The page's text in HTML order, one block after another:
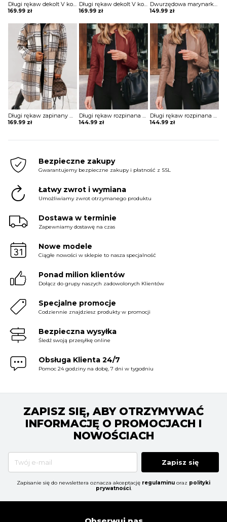
Długi rękaw dekolt V kołnierz guziki elegancki bez wzoru dopasowany płaszcz Aaltje
169.99 zł
Długi rękaw dekolt V kołnierz guziki elegancki bez wzoru dopasowany płaszcz Aaltje
169.99 zł
Dwurzędowa marynarka z długim rękawem kurtka Gysele
149.99 zł
Długi rękaw zapinany na guziki jednorzędowy krata kratka wzór kieszenie dluższy midi jesień płaszcz Sibille
169.99 zł
Długi rękaw rozpinana stójka skóra skórzana ekologiczna taliowana talia prosta jesień ramoneska kurtka Lakeisha
144.99 zł
Długi rękaw rozpinana stójka skóra skórzana ekologiczna taliowana talia prosta jesień ramoneska kurtka Lakeisha
144.99 zł
Bezpieczne zakupy
Gwarantujemy bezpieczne zakupy i płatność z SSL
Łatwy zwrot i wymiana
Umożliwiamy zwrot otrzymanego produktu
Dostawa w terminie
Zapewniamy dostawę na czas
Nowe modele
Ciągłe nowości w sklepie to nasza specjalność
Ponad milion klientów
Dołącz do grupy naszych zadowolonych Klientów
Specjalne promocje
Codziennie znajdziesz produkty w promocji
Bezpieczna wysyłka
Śledź swoją przesyłkę online
Obsługa Klienta 24/7
Pomoc 24 godziny na dobę, 7 dni w tygodniu
ZAPISZ SIĘ, ABY OTRZYMYWAĆ
INFORMACJĘ O PROMOCJACH I
NOWOŚCIACH
Zapisz się
Zapisanie się do newslettera oznacza akceptację regulaminu oraz polityki
prywatności.